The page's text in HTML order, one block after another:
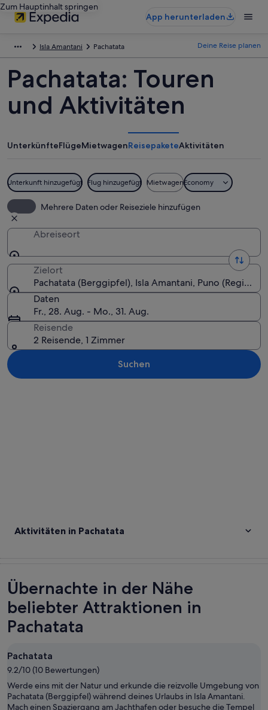
Zum Hauptinhalt springen
App herunterladen
Isla Amantani Pachatata Deine Reise planen
Pachatata: Touren
und Aktivitäten
UnterkünfteFlügeMietwagenReisepaketeAktivitäten
Unterkunft hinzugefügt Flug hinzugefügt MietwagenEconomy
Mehrere Daten oder Reiseziele hinzufügen
Abreiseort
Zielort
Pachatata (Berggipfel), Isla Amantani, Puno (Region),
Daten
Fr., 28. Aug. - Mo., 31. Aug.
Reisende
2 Reisende, 1 Zimmer
Suchen
Aktivitäten in Pachatata
Übernachte in der Nähe
beliebter Attraktionen in
Pachatata
Pachatata
9.2/10 (10 Bewertungen)
Werde eins mit der Natur und erkunde die reizvolle Umgebung von
Pachatata (Berggipfel) während deines Urlaubs in Isla Amantani.
Mach einen Spaziergang am Jachthafen oder besuche die Tempel